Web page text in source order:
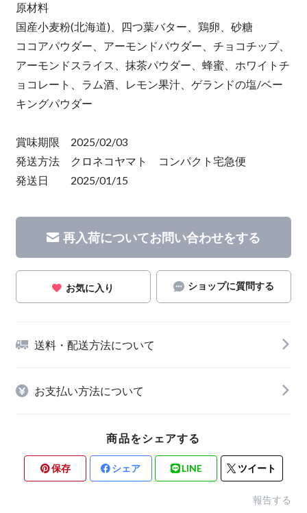
原材料
国産小麦粉(北海道)、四つ葉バター、鶏卵、砂糖
ココアパウダー、アーモンドパウダー、チョコチップ、
アーモンドスライス、抹茶パウダー、蜂蜜、ホワイトチ
ョコレート、ラム酒、レモン果汁、ゲランドの塩/ベー
キングパウダー
賞味期限 2025/02/03
発送方法 クロネコヤマト コンパクト宅急便
発送日 2025/01/15
再入荷についてお問い合わせをする
お気に入り ショップに質問する
送料・配送方法について
お支払い方法について
商品をシェアする
保存 シェア LINE ツイート
報告する